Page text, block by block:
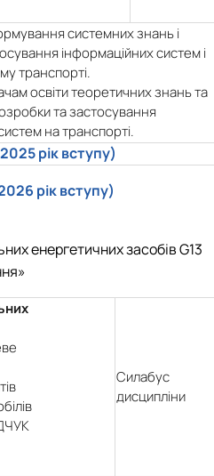
системних знань і
інформаційних систем і
транспорті.
освіти теоретичних знань та
та застосування
на транспорті.
рік вступу)
рік вступу)
енергетичних засобів G13
Силабус
дисципліни